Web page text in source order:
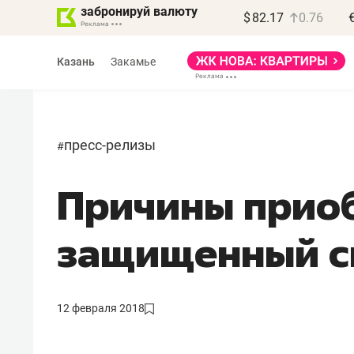
забронируй валюту $ 82.17 0.76
Казань Закамье
#пресс-релизы
Причины
защищенный
12 февраля 2018